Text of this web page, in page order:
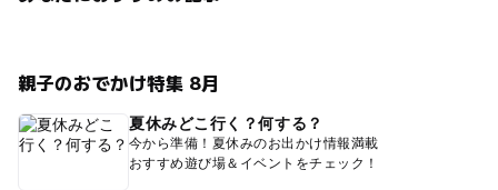
親子のおでかけ特集 8月
夏休みどこ行く？何する？
今から準備！夏休みのお出かけ情報満載
おすすめ遊び場＆イベントをチェック！